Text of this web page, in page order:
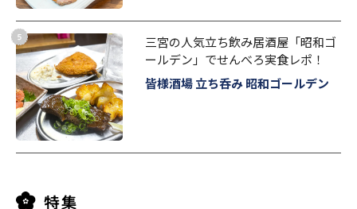
三宮の人気立ち飲み居酒屋「昭和ゴ
ールデン」でせんべろ実食レポ！
皆様酒場 立ち呑み 昭和ゴールデン